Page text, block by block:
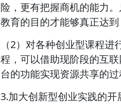
险，更有把握商机的能力
教育的目的才能够真正达
（2）对各种创业型课程
程，可以借助现阶段的互
台的功能实现资源共享的
3.加大创新型创业实践的开